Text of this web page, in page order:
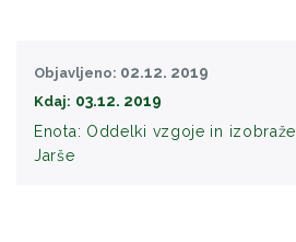
Objavljeno: 02.12. 2019
Kdaj: 03.12. 2019
Enota: Oddelki vzgoje in
Jarše